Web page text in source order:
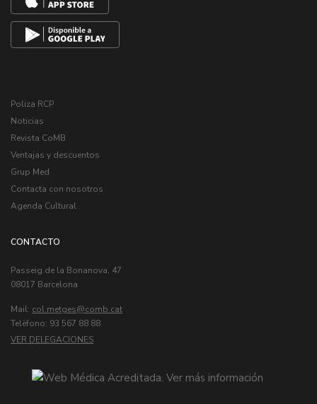
Poliza RCP
Noticias
Revista CoMB
Ventajas y descuentos
Grup Med
Contacta con nosotros
Agenda Cultural
CONTACTO
Passeig de la Bonanova, 47
08017 Barcelona
Mail: col.metges
Telèfono: 93 567 88 88
VER DELEGACIONES